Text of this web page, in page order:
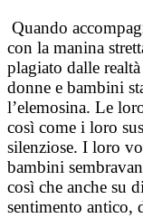
Quando
con la manina
plagiato dalle
donne e bambini
l’elemosina. Le
così come i loro
silenziose. I loro
bambini
così che anche su
sentimento antico,